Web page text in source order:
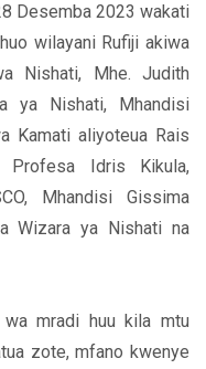
Desemba 2023 wakati
wilayani Rufiji akiwa
Nishati, Mhe. Judith
ya Nishati, Mhandisi
Kamati aliyoteua Rais
Profesa Idris Kikula,
Mhandisi Gissima
Wizara ya Nishati na
mradi huu kila mtu
zote, mfano kwenye